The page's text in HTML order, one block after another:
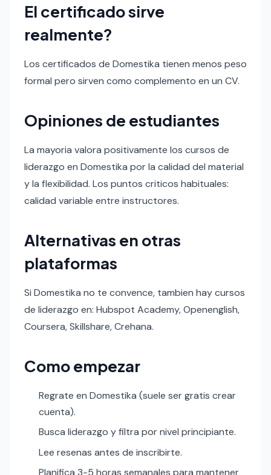
El certificado sirve
realmente?
Los certificados de Domestika tienen menos peso
formal pero sirven como complemento en un CV.
Opiniones de estudiantes
La mayoria valora positivamente los cursos de
liderazgo en Domestika por la calidad del material
y la flexibilidad. Los puntos criticos habituales:
calidad variable entre instructores.
Alternativas en otras
plataformas
Si Domestika no te convence, tambien hay cursos
de liderazgo en: Hubspot Academy, Openenglish,
Coursera, Skillshare, Crehana.
Como empezar
Regrate en Domestika (suele ser gratis crear
cuenta).
Busca liderazgo y filtra por nivel principiante.
Lee resenas antes de inscribirte.
Planifica 3-5 horas semanales para mantener